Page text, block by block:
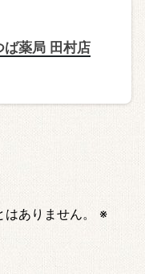
ば薬局 田村店
ありません。
※